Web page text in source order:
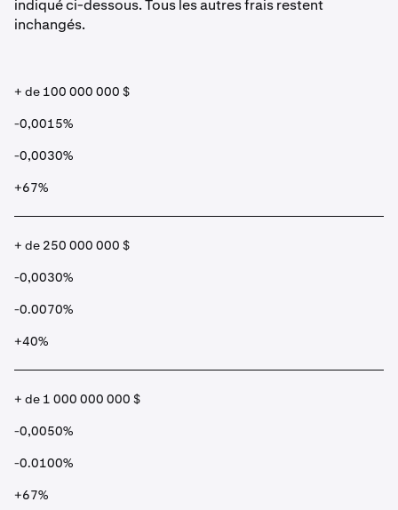
indiqué ci-dessous. Tous les autres frais restent
inchangés.
+ de 100 000 000 $
-0,0015%
-0,0030%
+67%
+ de 250 000 000 $
-0,0030%
-0.0070%
+40%
+ de 1 000 000 000 $
-0,0050%
-0.0100%
+67%